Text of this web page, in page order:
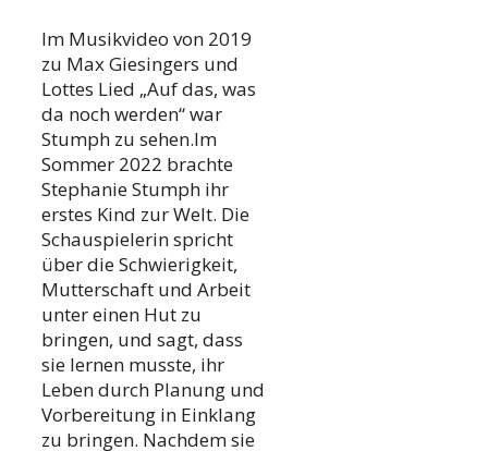
Im Musikvideo von 2019
zu Max Giesingers und
Lottes Lied „Auf das, was
da noch werden“ war
Stumph zu sehen.Im
Sommer 2022 brachte
Stephanie Stumph ihr
erstes Kind zur Welt. Die
Schauspielerin spricht
über die Schwierigkeit,
Mutterschaft und Arbeit
unter einen Hut zu
bringen, und sagt, dass
sie lernen musste, ihr
Leben durch Planung und
Vorbereitung in Einklang
zu bringen. Nachdem sie